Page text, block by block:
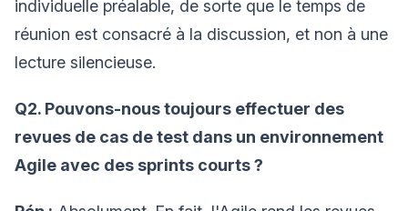
individuelle préalable, de sorte que le temps de
réunion est consacré à la discussion, et non à une
lecture silencieuse.
Q2. Pouvons-nous toujours effectuer des
revues de cas de test dans un environnement
Agile avec des sprints courts ?